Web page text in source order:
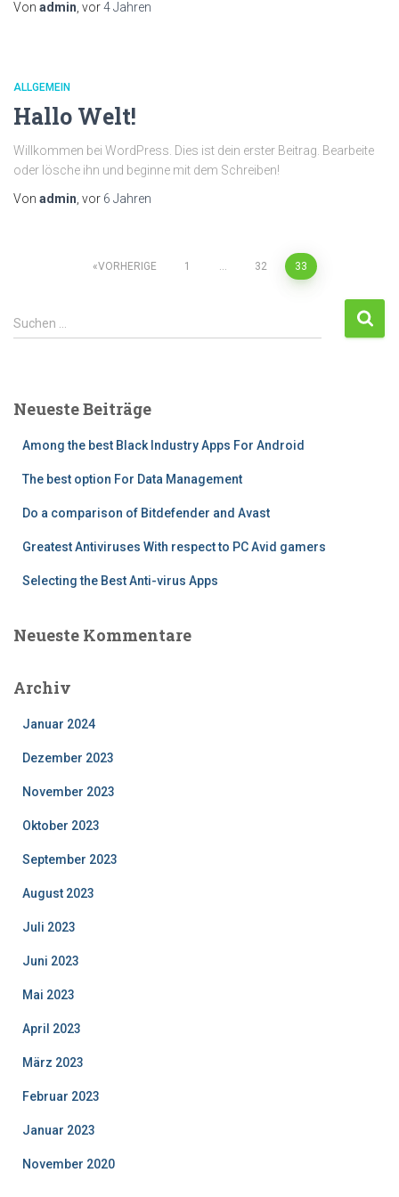
Von admin , vor4 Jahren
ALLGEMEIN
Hallo Welt!
Willkommen bei WordPress. Dies ist dein erster Beitrag. Bearbeite
oder lösche ihn und beginne mit dem Schreiben!
Von admin , vor 6 Jahren
VORHERIGE 1 … 32 33
Suchen …
Neueste Beiträge
Among the best Black Industry Apps For Android
The best option For Data Management
Do a comparison of Bitdefender and Avast
Greatest Antiviruses With respect to PC Avid gamers
Selecting the Best Anti-virus Apps
Neueste Kommentare
Archiv
Januar 2024
Dezember 2023
November 2023
Oktober 2023
September 2023
August 2023
Juli 2023
Juni 2023
Mai 2023
April 2023
März 2023
Februar 2023
Januar 2023
November 2020